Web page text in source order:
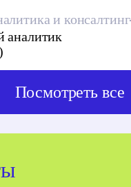
и консалтинг
аналитик
Посмотреть все